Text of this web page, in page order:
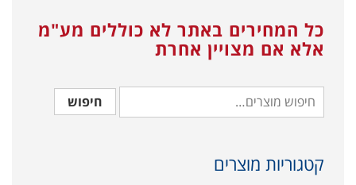
כל המחירים באתר לא כוללים מע"מ
אלא אם מצויין אחרת
חיפוש
קטגוריות מוצרים